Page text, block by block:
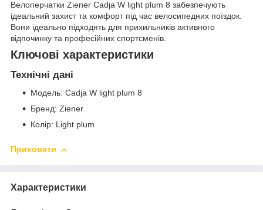
Велоперчатки Ziener Cadja W light plum 8 забезпечують
ідеальний захист та комфорт під час велосипедних поїздок.
Вони ідеально підходять для прихильників активного
відпочинку та професійних спортсменів.
Ключові характеристики
Технічні дані
Модель: Cadja W light plum 8
Бренд: Ziener
Колір: Light plum
Приховати
Характеристики